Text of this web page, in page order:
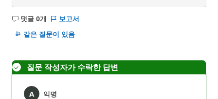
댓글 0개
설
명
보고서
같은 질문이 있음
질문 작성자가 수락한 답변
익명